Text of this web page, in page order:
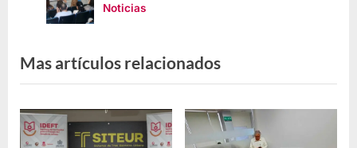
Noticias
Mas artículos relacionados